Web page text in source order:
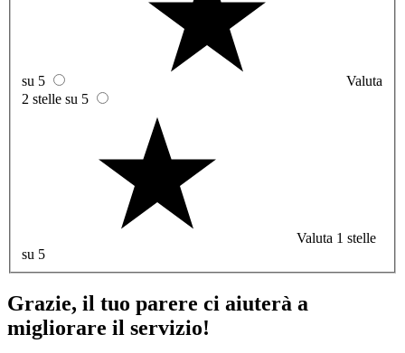
su 5
Valuta
2 stelle su 5
Valuta 1 stelle
su 5
Grazie, il tuo parere ci aiuterà a
migliorare il servizio!